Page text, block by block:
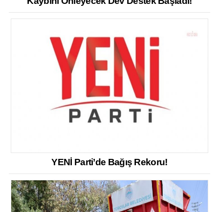
YENİ Parti’de Bağış Rekoru!